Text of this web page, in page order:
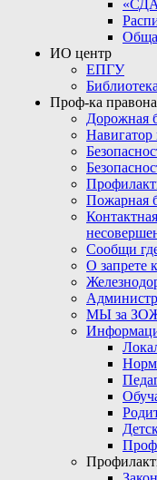
ИО центр
ЕПГУ
Проф-ка
Дорожная
Навигатор
Пожарная
Сообщи
О запрете
МЫ за